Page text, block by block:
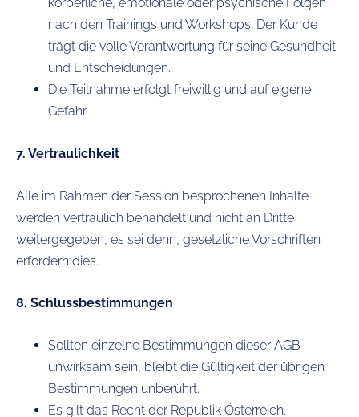
körperliche, emotionale oder psychische Folgen
nach den Trainings und Workshops. Der Kunde
trägt die volle Verantwortung für seine Gesundheit
und Entscheidungen.
Die Teilnahme erfolgt freiwillig und auf eigene
Gefahr.
7. Vertraulichkeit
Alle im Rahmen der Session besprochenen Inhalte
werden vertraulich behandelt und nicht an Dritte
weitergegeben, es sei denn, gesetzliche Vorschriften
erfordern dies.
8. Schlussbestimmungen
Sollten einzelne Bestimmungen dieser AGB
unwirksam sein, bleibt die Gültigkeit der übrigen
Bestimmungen unberührt.
Es gilt das Recht der Republik Österreich.